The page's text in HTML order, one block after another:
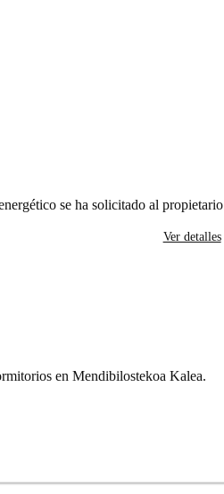
se ha solicitado al propietario
Ver detalles
en Mendibilostekoa Kalea.